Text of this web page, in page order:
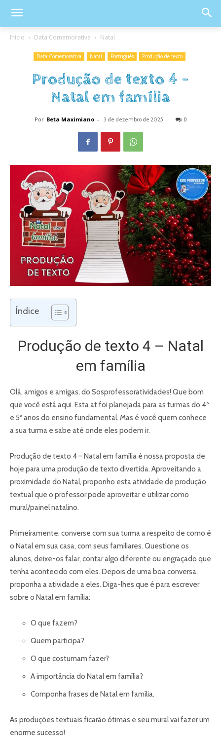
Início Data Comemorativa Natal
Data Comemorativa Natal Português Produção de texto
Produção de texto 4 –
Natal em família
Por Beta Maximiano - 3 de dezembro de 2025 0
Índice
Produção de texto 4 – Natal
em família
Olá, amigos e amigas, do Sosprofessoratividades! Que bom
que você está aqui. Esta at foi planejada para as turmas do 4º
e 5º anos do ensino fundamental. Mas é você quem conhece
a sua turma e sabe até onde eles podem ir.
Produção de texto 4 – Natal em família é nossa proposta de
hoje para uma produção de texto divertida. Aproveitando a
proximidade do Natal, proponho esta atividade de produção
textual que o professor pode aproveitar e utilizar como
mural/painel natalino.
Primeiramente, converse com sua turma a respeito de como é
o Natal em sua casa, com seus familiares. Questione os
alunos, deixe-os falar, contar algo diferente ou engraçado que
tenha acontecido com eles. Depois de uma boa conversa,
proponha a atividade a eles. Diga-lhes que é para escrever
sobre o Natal em família:
O que fazem?
Quem participa?
O que costumam fazer?
A importância do Natal em família?
Componha frases de Natal em família.
As produções textuais ficarão ótimas e seu mural vai fazer um
enorme sucesso!